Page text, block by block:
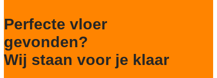
Totaal gwicht
Perfecte vloer
gevonden?
Wij staan voor je klaar